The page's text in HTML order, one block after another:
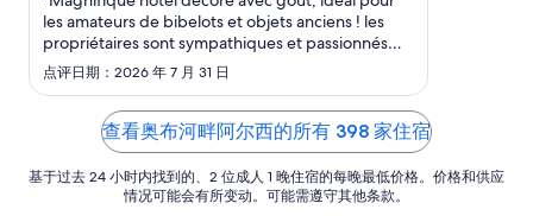
的
每
价
格
总
价
$101
les amateurs de bibelots et objets anciens ! les
propriétaires sont sympathiques et passionnés
par l’histoire de ce bâtiment, sa rénovation et sa
décoration. Enfin, le petit déjeuner est vraiment
au top ! À recommander !"
点评日期：2026 年 7 月 31 日
查看奥布河畔阿尔西的所有 398 家住宿
基于过去 24 小时内找到的、2 位成人 1 晚住宿的每晚最低价格。价格和供应
情况可能会有所变动。可能需遵守其他条款。